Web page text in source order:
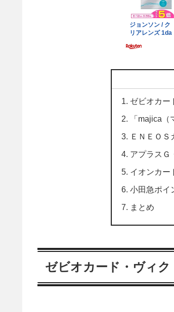
ゼビオカー
「majica
ＥＮＥＯＳ
アプラスＧ
イオンカー
小田急ポイ
まとめ
ゼビオカード・ヴィク